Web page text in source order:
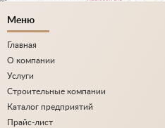
Меню
Главная
О компании
Услуги
Строительные компании
Каталог предприятий
Прайс-лист